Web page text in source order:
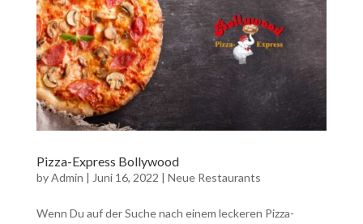
Pizza-Express Bollywood
byAdmin | Juni 16, 2022 | Neue Restaurants
Wenn Du auf der Suche nach einem leckeren Pizza-